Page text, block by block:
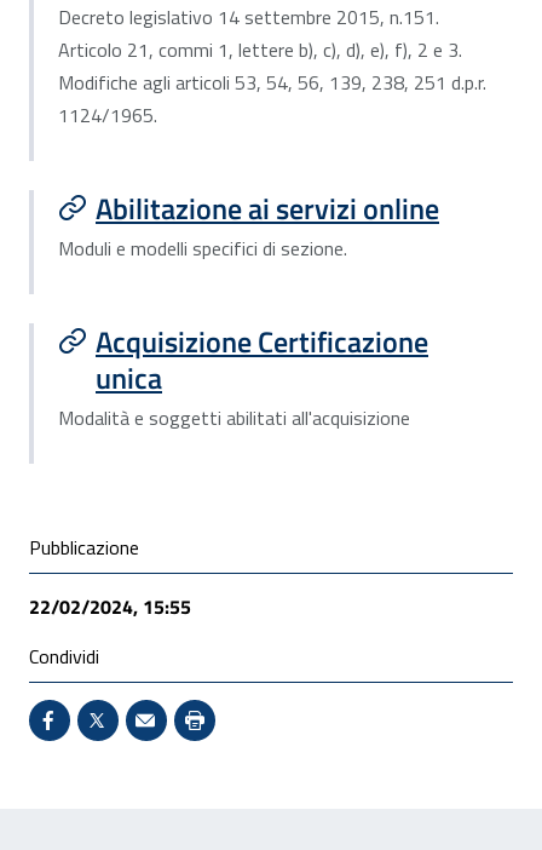
Decreto legislativo 14 settembre 2015, n.151.
Articolo 21, commi 1, lettere b), c), d), e), f), 2 e 3.
Modifiche agli articoli 53, 54, 56, 139, 238, 251 d.p.r.
1124/1965.
Abilitazione ai servizi online
Moduli e modelli specifici di sezione.
Acquisizione Certificazione
unica
Modalità e soggetti abilitati all'acquisizione
Condivisione social
Pubblicazione
22/02/2024, 15:55
Condividi
Condividi su Facebook - Sito esterno - Apertura in
X - Sito esterno - Apertura in nuova finestra
Invio Mail: apre il programma di posta
Stampa pagina: scelta meno